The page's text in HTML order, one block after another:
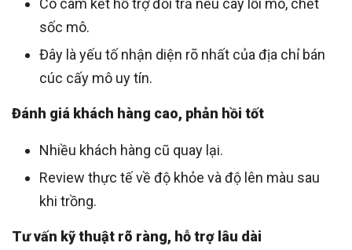
sốc mô.
Đây là yếu tố nhận diện rõ nhất của địa chỉ bán
cúc cấy mô uy tín.
Đánh giá khách hàng cao, phản hồi tốt
Nhiều khách hàng cũ quay lại.
Review thực tế về độ khỏe và độ lên màu sau
khi trồng.
Tư vấn kỹ thuật rõ ràng, hỗ trợ lâu dài